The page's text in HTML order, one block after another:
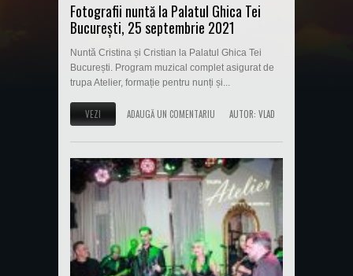
Fotografii nuntă la Palatul Ghica Tei
București, 25 septembrie 2021
Nuntă Cristina și Cristian la Palatul Ghica Tei
București. Program muzical complet asigurat de
trupa Atelier, formație pentru nunți și...
VEZI ADAUGĂ UN COMENTARIU AUTOR: VLAD